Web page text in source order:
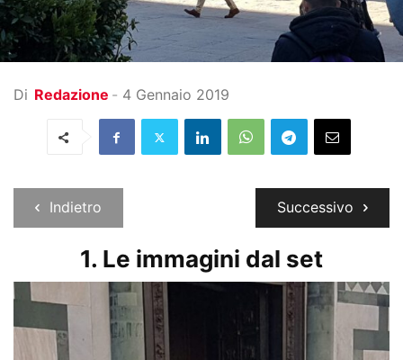
Di Redazione - 4 Gennaio 2019
Indietro Successivo
1. Le immagini dal set